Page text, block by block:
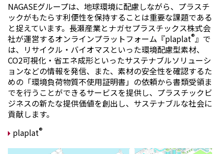
NAGASEグループは、地球環境に配慮しながら、プラスチ
ックがもたらす利便性を保持することは重要な課題である
と捉えています。長瀬産業とナガセプラスチックス株式会
社が運営するオンラインプラットフォーム『plaplat®』で
は、リサイクル・バイオマスといった環境配慮型素材、
CO2可視化・省エネ成形といったサステナブルソリューシ
ョンなどの情報を発信、また、素材の安全性を確認するた
めの「環境負荷物質不使用証明書」の依頼から書類受領ま
でを行うことができるサービスを提供し、プラスチックビ
ジネスの新たな提供価値を創出し、サステナブルな社会に
貢献します。
plaplat®